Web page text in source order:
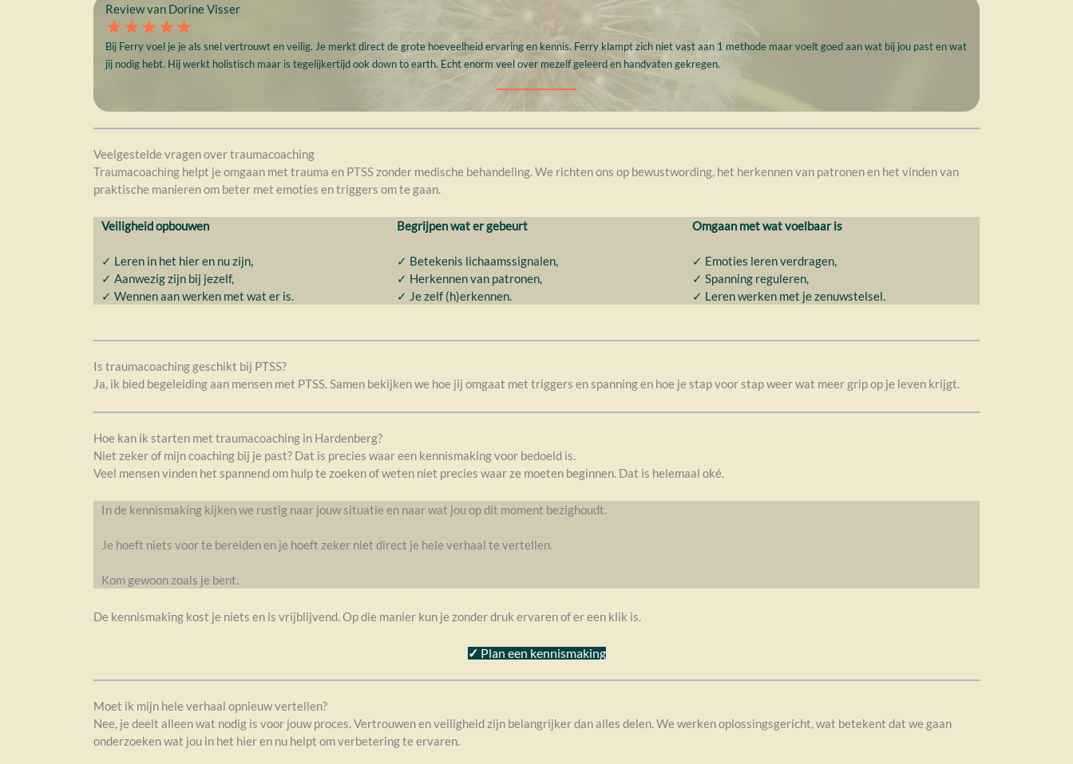
Review van Dorine Visser
★★★★★
Bij Ferry voel je je als snel vertrouwt en veilig. Je merkt direct de grote hoeveelheid ervaring en kennis. Ferry klampt zich niet vast aan 1 methode maar voelt goed aan wat bij jou past en wat
jij nodig hebt. Hij werkt holistisch maar is tegelijkertijd ook down to earth. Echt enorm veel over mezelf geleerd en handvaten gekregen.
Veelgestelde vragen over traumacoaching
Traumacoaching helpt je omgaan met trauma en PTSS zonder medische behandeling. We richten ons op bewustwording, het herkennen van patronen en het vinden van
praktische manieren om beter met emoties en triggers om te gaan.
Veiligheid opbouwen
✓ Leren in het hier en nu zijn,
✓ Aanwezig zijn bij jezelf,
✓ Wennen aan werken met wat er is.
Begrijpen wat er gebeurt
✓ Betekenis lichaamssignalen,
✓ Herkennen van patronen,
✓ Je zelf (h)erkennen.
Omgaan met wat voelbaar is
✓ Emoties leren verdragen,
✓ Spanning reguleren,
✓ Leren werken met je zenuwstelsel.
Is traumacoaching geschikt bij PTSS?
Ja, ik bied begeleiding aan mensen met PTSS. Samen bekijken we hoe jij omgaat met triggers en spanning en hoe je stap voor stap weer wat meer grip op je leven krijgt.
Hoe kan ik starten met traumacoaching in Hardenberg?
Niet zeker of mijn coaching bij je past? Dat is precies waar een kennismaking voor bedoeld is.
Veel mensen vinden het spannend om hulp te zoeken of weten niet precies waar ze moeten beginnen. Dat is helemaal oké.
In de kennismaking kijken we rustig naar jouw situatie en naar wat jou op dit moment bezighoudt.
Je hoeft niets voor te bereiden en je hoeft zeker niet direct je hele verhaal te vertellen.
Kom gewoon zoals je bent.
De kennismaking kost je niets en is vrijblijvend. Op die manier kun je zonder druk ervaren of er een klik is.
✓ Plan een kennismaking
Moet ik mijn hele verhaal opnieuw vertellen?
Nee, je deelt alleen wat nodig is voor jouw proces. Vertrouwen en veiligheid zijn belangrijker dan alles delen. We werken oplossingsgericht, wat betekent dat we gaan
onderzoeken wat jou in het hier en nu helpt om verbetering te ervaren.